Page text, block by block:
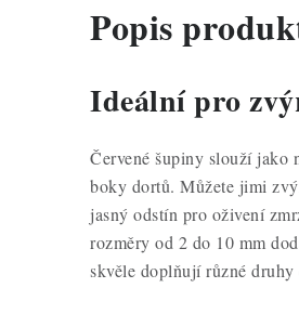
Popis
Ideální pro
Červené šupiny slouží jako
boky dortů. Můžete jimi
jasný odstín pro oživení
rozměry od 2 do 10 mm
skvěle doplňují různé